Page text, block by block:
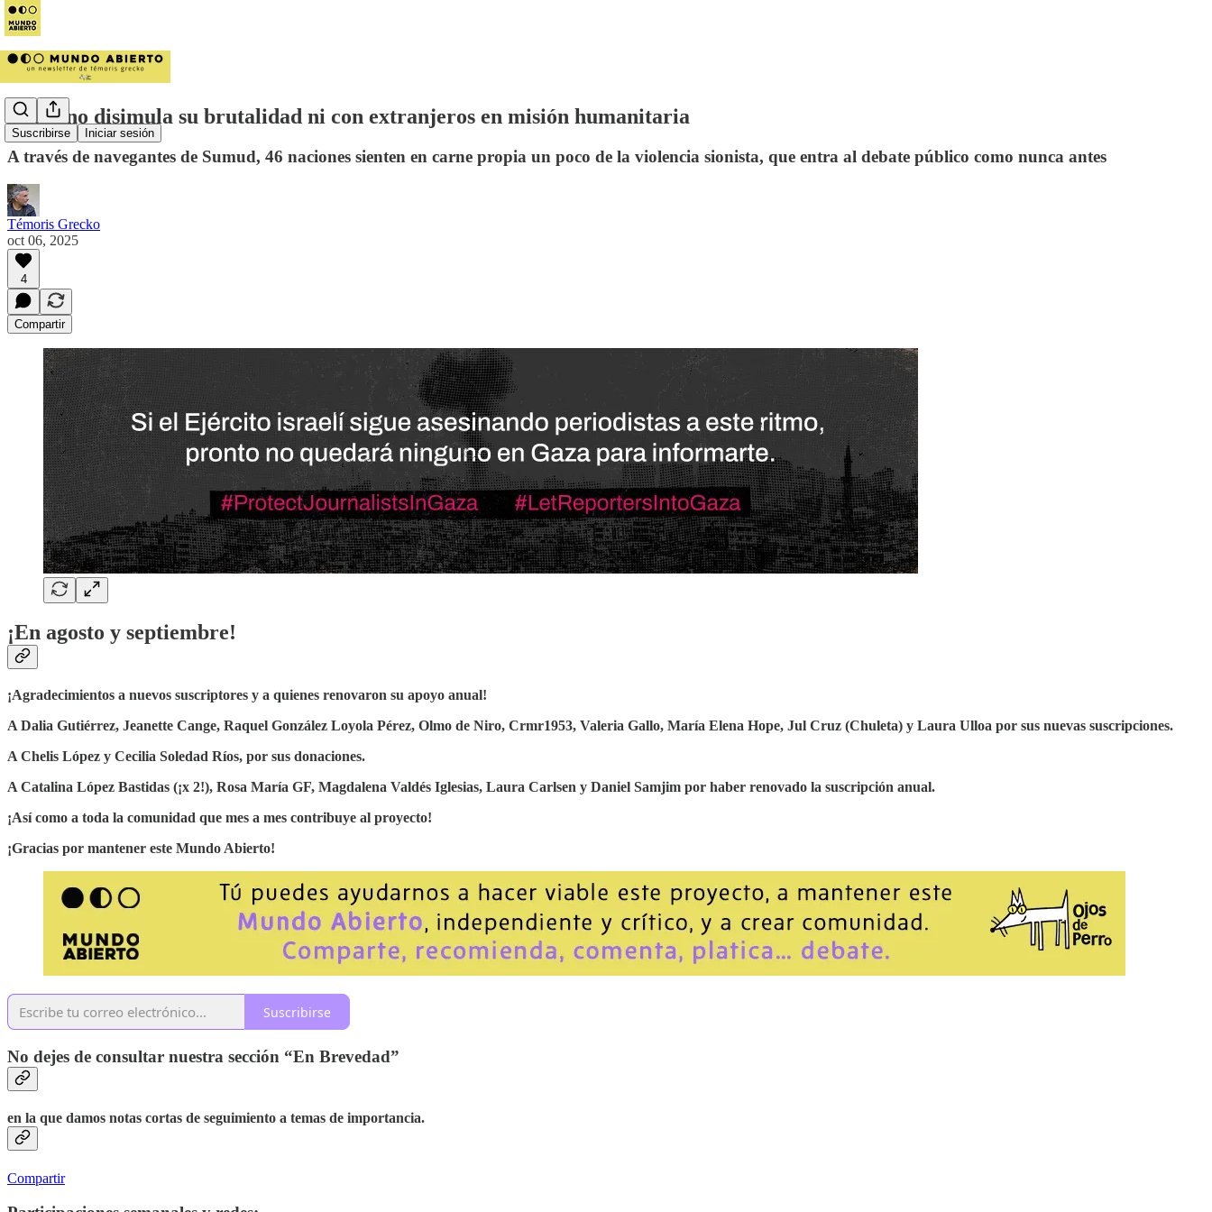
Suscribirse Iniciar sesión
Israel no disimula su brutalidad ni con extranjeros en misión humanitaria
A través de navegantes de Sumud, 46 naciones sienten en carne propia un poco de la violencia sionista, que entra al debate público como nunca antes
Témoris Grecko
oct 06, 2025
4
Compartir
¡En agosto y septiembre!
¡Agradecimientos a nuevos suscriptores y a quienes renovaron su apoyo anual!
A Dalia Gutiérrez, Jeanette Cange, Raquel González Loyola Pérez, Olmo de Niro, Crmr1953, Valeria Gallo, María Elena Hope, Jul Cruz (Chuleta) y Laura Ulloa por sus nuevas suscripciones.
A Chelis López y Cecilia Soledad Ríos, por sus donaciones.
A Catalina López Bastidas (¡x 2!), Rosa María GF, Magdalena Valdés Iglesias, Laura Carlsen y Daniel Samjim por haber renovado la suscripción anual.
¡Así como a toda la comunidad que mes a mes contribuye al proyecto!
¡Gracias por mantener este Mundo Abierto!
Suscribirse
No dejes de consultar nuestra sección “En Brevedad”
en la que damos notas cortas de seguimiento a temas de importancia.
Compartir